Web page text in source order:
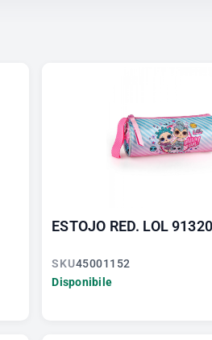
ESTOJO RED. LOL
SKU45001152
Disponibile